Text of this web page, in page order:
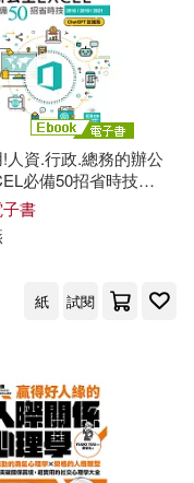
人資.行政.總務的辦公
必備50招省時技
2021](ChatGPT加
子書)
書
紙 試閱